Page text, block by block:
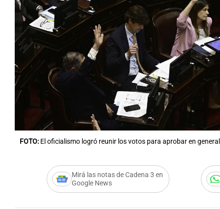
FOTO: El oficialismo logró reunir los votos para aprobar en
Mirá las notas de Cadena 3 en
Google News
Notas
Editorial
Notas
Mundial 2026 La